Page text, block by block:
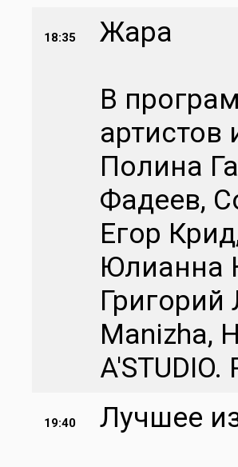
18:35
Жара
В
артистов
Полина
Фадеев,
Егор
Юлианна
Manizha,
A'STUDIO.
19:40
Лучшее